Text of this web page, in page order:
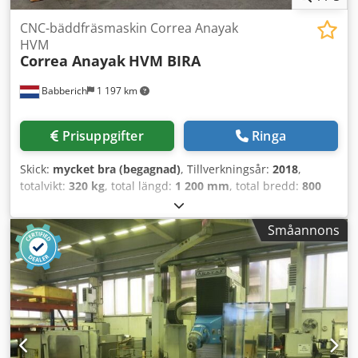
Babberich 1 197 km
CNC-bäddfräsmaskin Correa Anayak
HVM
Correa Anayak HVM BIRA
Prisuppgifter Ringa
Skick: mycket bra (begagnad), Tillverkningsår: 2018,
totalvikt: 320 kg, total längd: 1 200 mm, total bredd: 800
, CNC-sängfräsmaskin Correa
Anayak - HVM BIRA MACH-ID 9374 Crsdezcpg Djpfx Adhjf
Tillverkare: Correa Anayak Typ: HVM BIRA Tillverkningsår:
2018 Spindelupptagning ISO 50 (DIN 69871-B) Dragbult
enligt DIN 69872-B Dragningskraft 1900 daN Automatisk B-
axel, indexering 1,0° Automatisk C-axel, indexering 2,5°
Effekt vid 60/100 % intermittens: 22/30 kW Varvtalsområde:
60 – 3000 varv/min 2 varvtalssteg Automatisk smörjning
(luft-olja) Växellåda: ZykloPalloid, Klingelnberg-system,
HPG-5, kvalitetsklass 6 enligt DIN 3965 Längd: 1200 mm
Småannons